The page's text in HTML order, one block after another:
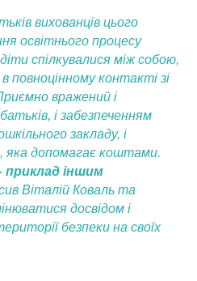
вихованців цього
освітнього процесу
спілкувалися між собою,
в повноцінному контакті зі
вражений і
і забезпеченням
закладу, і
яка допомагає коштами.
приклад іншим
Віталій Коваль та
досвідом і
безпеки на своїх